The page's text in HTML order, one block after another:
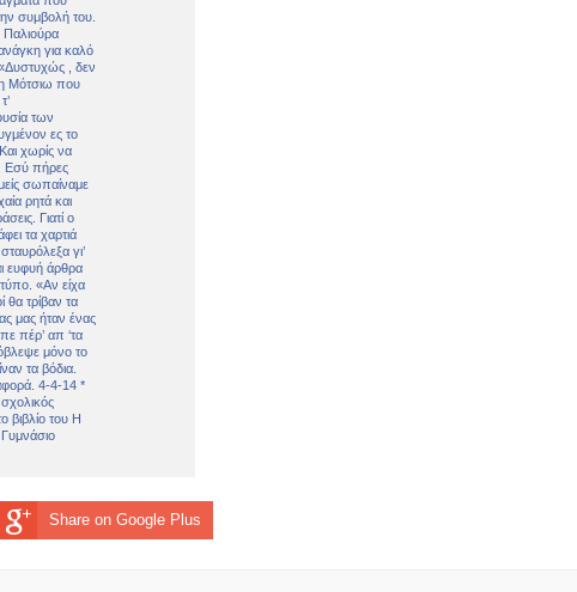
Δήμητρας
ΣΤΗΝ ΠΡΟΕΡΝΑ ΣΤΟ ΝΕΟ ΜΟΝΑΣΤΉΡΙ
και έθιμα που χάνονται στον καιρό…
του Επιμορφωτικού στο Λεοντάρι!
ΓΟΝΕΩΝ
Share on Google Plus